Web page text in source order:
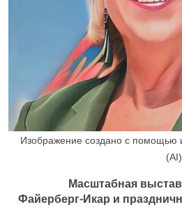
Изображение создано с помощью
Масштабная
Файерберг-Икар и